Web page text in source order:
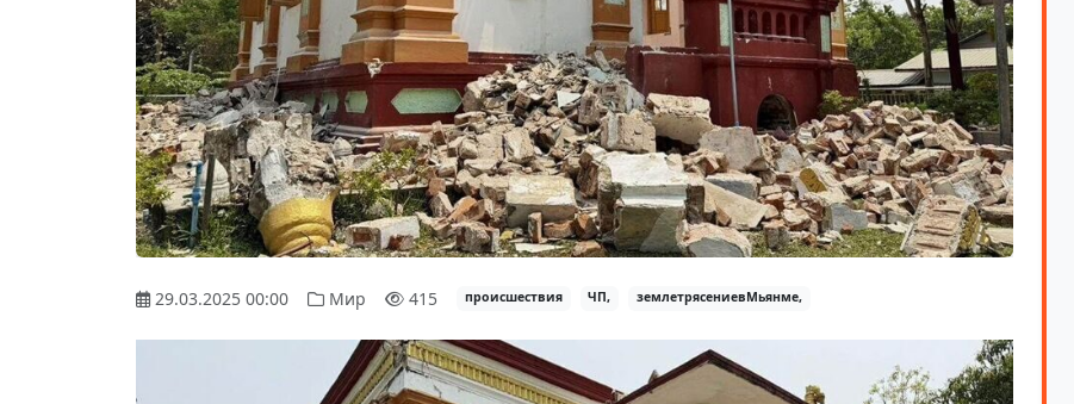
29.03.2025 00:00 Мир 415 происшествия ЧП, землетрясениевМьянме,